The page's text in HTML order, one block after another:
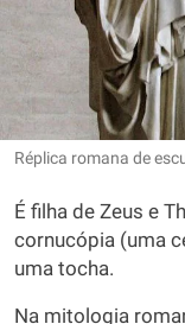
Réplica romana de
É filha de Zeus e
cornucópia (uma
uma tocha.
Na mitologia